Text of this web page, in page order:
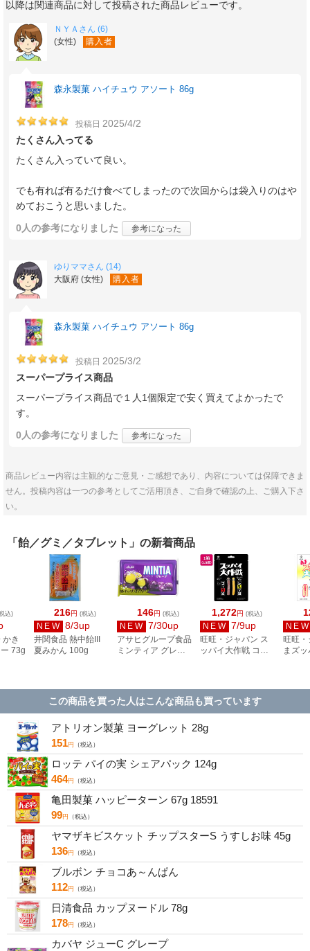
以降は関連商品に対して投稿された商品レビューです。
ＮＹＡさん (6)
(女性)
購入者
森永製菓 ハイチュウ アソート 86g
投稿日 2025/4/2
たくさん入ってる
たくさん入っていて良い。
でも有れば有るだけ食べてしまったので次回からは袋入りのはや
めておこうと思いました。
0人の参考になりました 参考になった
ゆりママさん (14)
大阪府 (女性)
購入者
森永製菓 ハイチュウ アソート 86g
投稿日 2025/3/2
スーパープライス商品
スーパープライス商品で１人1個限定で安く買えてよかったで
す。
0人の参考になりました 参考になった
商品レビュー内容は主観的なご意見・ご感想であり、内容については保障できま
せん。投稿内容は一つの参考としてご活用頂き、ご自身で確認の上、ご購入下さ
い。
「飴／グミ／タブレット」の新着商品
216円 (税込)
NEW 8/3up
井関食品 熱中飴III
夏みかん 100g
146円 (税込)
NEW 7/30up
アサヒグループ食品
ミンティア グレー
1,272円 (税込)
NEW 7/9up
旺旺・ジャパン ス
ッパイ大作戦 コー
NEW
旺旺
まズ
込)
かき
73g
この商品を買った人はこんな商品も買っています
アトリオン製菓 ヨーグレット 28g
151円 （税込）
ロッテ パイの実 シェアパック 124g
464円 （税込）
亀田製菓 ハッピーターン 67g 18591
99円 （税込）
ヤマザキビスケット チップスターS うすしお味 45g
136円 （税込）
ブルボン チョコあ～んぱん
112円 （税込）
日清食品 カップヌードル 78g
178円 （税込）
カバヤ ジューC グレープ